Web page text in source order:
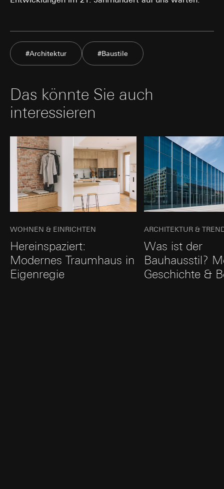
#Architektur #Baustile
Das könnte Sie auch
interessieren
WOHNEN & EINRICHTEN
Hereinspaziert:
Modernes Traumhaus in
Eigenregie
ARCHITEKTUR &
Was ist der
Bauhausstil?
Geschichte &